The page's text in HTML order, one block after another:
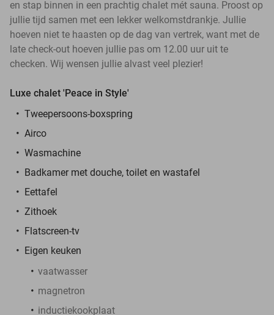
en stap binnen in een prachtig chalet mét sauna. Proost op
jullie tijd samen met een lekker welkomstdrankje. Jullie
hoeven niet te haasten op de dag van vertrek, want met de
late check-out hoeven jullie pas om 12.00 uur uit te
checken. Wij wensen jullie alvast veel plezier!
Luxe chalet 'Peace in Style'
Tweepersoons-boxspring
Airco
Wasmachine
Badkamer met douche, toilet en wastafel
Eettafel
Zithoek
Flatscreen-tv
Eigen keuken
vaatwasser
magnetron
inductiekookplaat